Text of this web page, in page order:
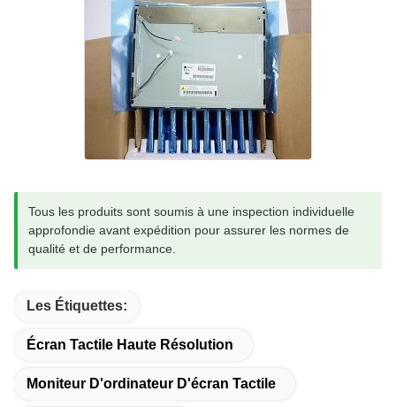
Tous les produits sont soumis à une inspection individuelle
approfondie avant expédition pour assurer les normes de
qualité et de performance.
Les Étiquettes:
Écran Tactile Haute Résolution
Moniteur D'ordinateur D'écran Tactile